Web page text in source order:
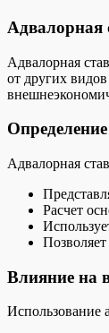
Адвалорная
Адвалорная
от других
Адвалорная
Расчет
Влияние на
Использование